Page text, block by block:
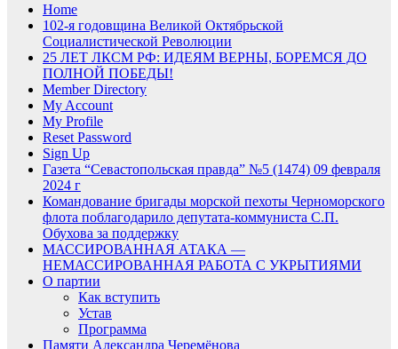
Home
102-я годовщина Великой Октябрьской
Социалистической Революции
25 ЛЕТ ЛКСМ РФ: ИДЕЯМ ВЕРНЫ, БОРЕМСЯ ДО
ПОЛНОЙ ПОБЕДЫ!
Member Directory
My Account
My Profile
Reset Password
Sign Up
Газета “Севастопольская правда” №5 (1474) 09 февраля
2024 г
Командование бригады морской пехоты Черноморского
флота поблагодарило депутата-коммуниста С.П.
Обухова за поддержку
МАССИРОВАННАЯ АТАКА —
НЕМАССИРОВАННАЯ РАБОТА С УКРЫТИЯМИ
О партии
Как вступить
Устав
Программа
Памяти Александра Черемёнова